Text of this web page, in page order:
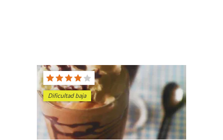
Dificultad baja